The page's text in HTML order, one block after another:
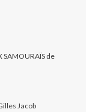
SAMOURAÏS de
Jacob